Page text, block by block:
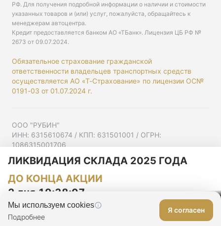
РФ. Для получения подробной информации о наличии и стоимости
указанных товаров и (или) услуг, пожалуйста, обращайтесь к
менеджерам автоцентра.
Кредит предоставляется банком АО «ТБанк». Лицензия ЦБ РФ №
2673 от 09.07.2024.
Обязательное страхование гражданской
ответственности владельцев транспортных средств
осуществляется АО «Т-Страхование» по лицензии ОС№
0191-03 от 01.07.2024 г.
ООО "РУБИН"
ИНН: 6315610674 / КПП: 631501001 / ОГРН:
1086315001706
Ульяновская ул, д. 52/55, помещ. 9-18
Согласие на рекламную рассылку
Политика конфиденциальности
Мы используем cookies
Подробнее
Я согласен
ЛИКВИДАЦИЯ СКЛАДА 2025 ГОДА
ДО КОНЦА АКЦИИ
2 дня 19:38:07
Оставить заявку